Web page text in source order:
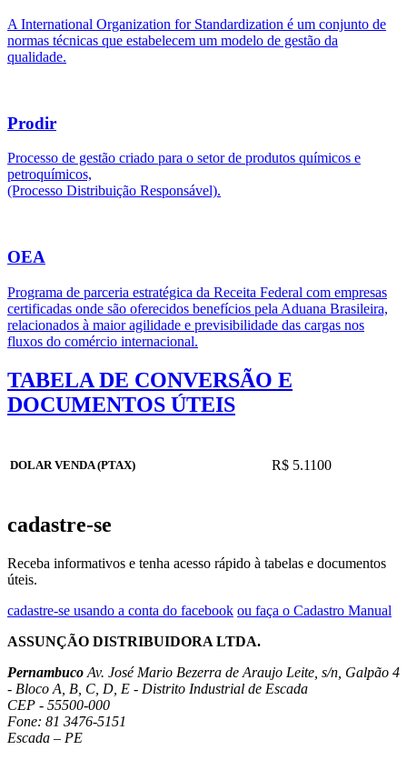
A International Organization for Standardization é um conjunto de
normas técnicas que estabelecem um modelo de gestão da
qualidade.
Prodir
Processo de gestão criado para o setor de produtos químicos e
petroquímicos,
(Processo Distribuição Responsável).
OEA
Programa de parceria estratégica da Receita Federal com empresas
certificadas onde são oferecidos benefícios pela Aduana Brasileira,
relacionados à maior agilidade e previsibilidade das cargas nos
fluxos do comércio internacional.
TABELA DE CONVERSÃO E
DOCUMENTOS ÚTEIS
DOLAR VENDA (PTAX) R$ 5.1100
cadastre-se
Receba informativos e tenha acesso rápido à tabelas e documentos
úteis.
cadastre-se usando a conta do facebook ou faça o Cadastro Manual
ASSUNÇÃO DISTRIBUIDORA LTDA.
Pernambuco Av. José Mario Bezerra de Araujo Leite, s/n, Galpão 4
- Bloco A, B, C, D, E - Distrito Industrial de Escada
CEP - 55500-000
Fone: 81 3476-5151
Escada – PE